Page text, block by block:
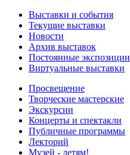
Выставки и события
Текущие выставки
Новости
Архив выставок
Постоянные экспозиции
Виртуальные выставки
Просвещение
Творческие мастерские
Экскурсии
Концерты и спектакли
Публичные программы
Лекторий
Музей - детям!